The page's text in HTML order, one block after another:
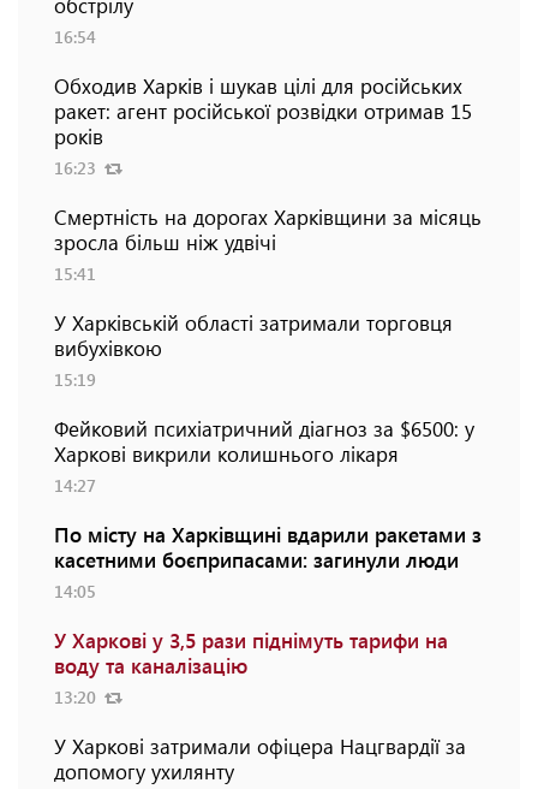
16:54
Обходив Харків і шукав цілі для російських
ракет: агент російської розвідки отримав 15
років
16:23
Смертність на дорогах Харківщини за місяць
зросла більш ніж удвічі
15:41
У Харківській області затримали торговця
вибухівкою
15:19
Фейковий психіатричний діагноз за $6500: у
Харкові викрили колишнього лікаря
14:27
По місту на Харківщині вдарили ракетами з
касетними боєприпасами: загинули люди
14:05
У Харкові у 3,5 рази піднімуть тарифи на
воду та каналізацію
13:20
У Харкові затримали офіцера Нацгвардії за
допомогу ухилянту